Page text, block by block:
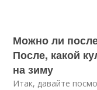
Можно ли
После, какой
на зиму
Итак, давайте